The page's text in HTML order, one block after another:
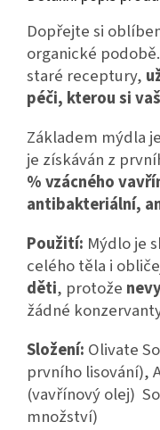
Dopřejte si
organické
staré receptury,
péči, kterou si
Základem mýdla
je získáván z
% vzácného
antibakteriální,
Použití: Mýdlo je
celého těla i
děti, protože
žádné
Složení: Olivate
prvního lisování),
(vavřínový olej)
množství)